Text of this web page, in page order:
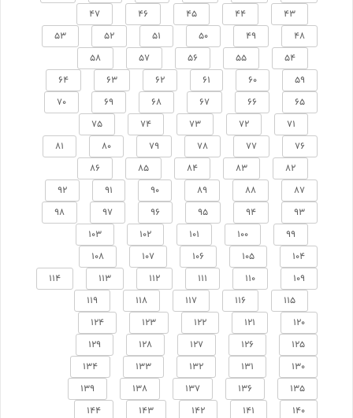
43
44
45
46
47
48
49
50
51
52
53
54
55
56
57
58
59
60
61
62
63
64
65
66
67
68
69
70
71
72
73
74
75
76
77
78
79
80
81
82
83
84
85
86
87
88
89
90
91
92
93
94
95
96
97
98
99
100
101
102
103
104
105
106
107
108
109
110
111
112
113
114
115
116
117
118
119
120
121
122
123
124
125
126
127
128
129
130
131
132
133
134
135
136
137
138
139
140
141
142
143
144